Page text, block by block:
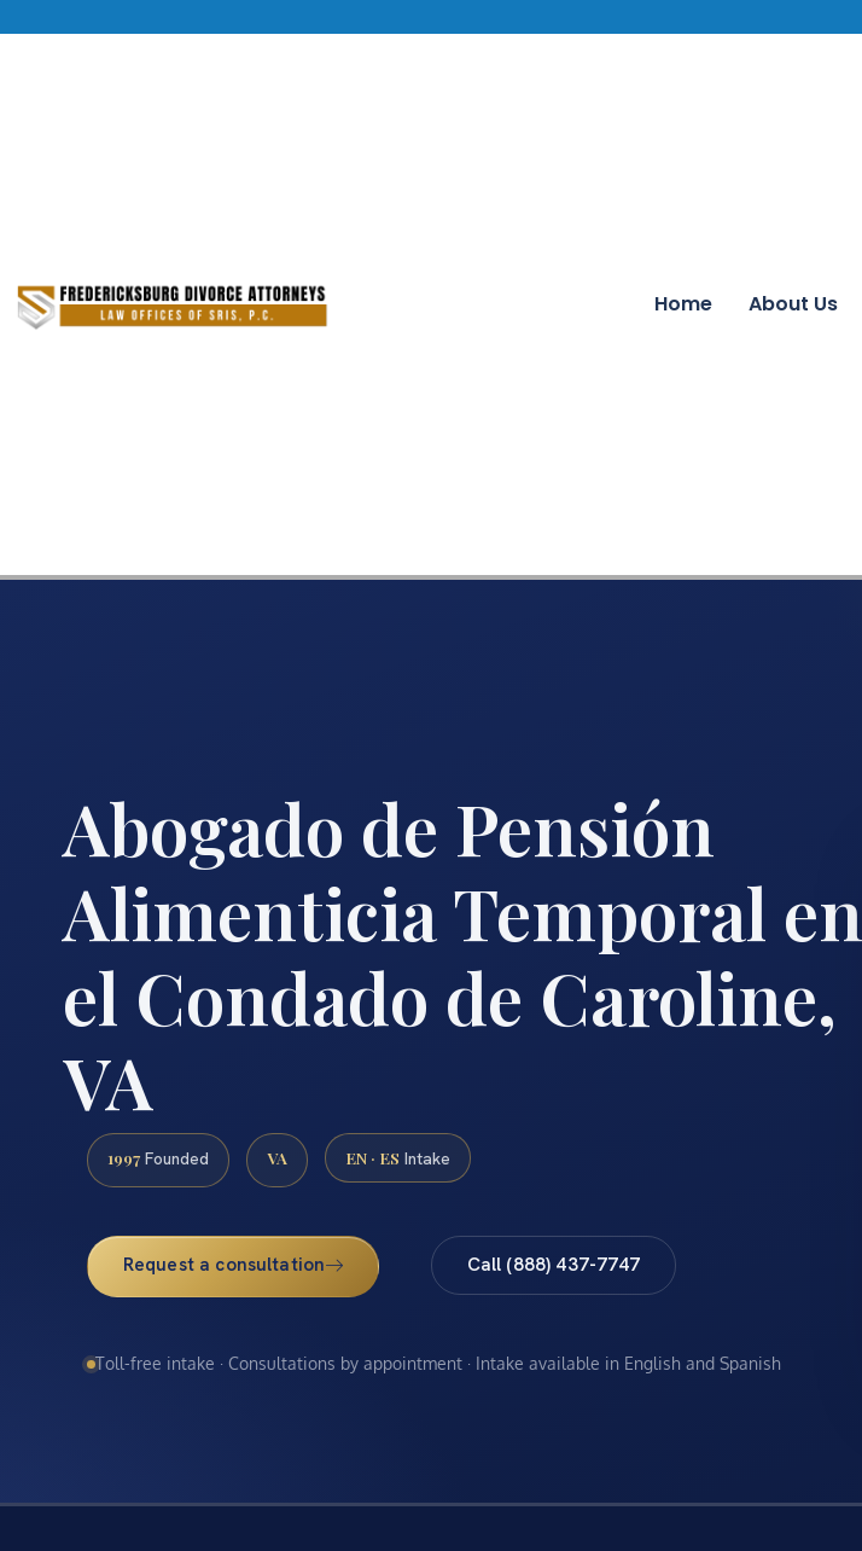
Home About Us
Abogado de Pensión
Alimenticia Temporal en
el Condado de Caroline,
VA
1997 Founded VA EN · ES Intake
Request a consultation Call (888) 437-7747
Toll-free intake · Consultations by appointment · Intake available in English and Spanish